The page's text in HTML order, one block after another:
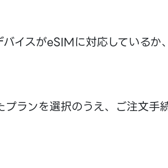
イスがeSIMに対応しているか
ランを選択のうえ、ご注文手